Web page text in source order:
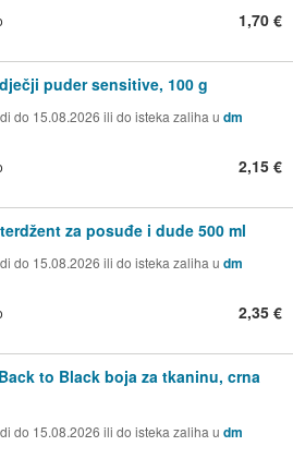
1,70 €
puder sensitive, 100 g
do 15.08.2026 ili do isteka zaliha u dm
2,15 €
za posuđe i dude 500 ml
do 15.08.2026 ili do isteka zaliha u dm
2,35 €
to Black boja za tkaninu, crna
do 15.08.2026 ili do isteka zaliha u dm